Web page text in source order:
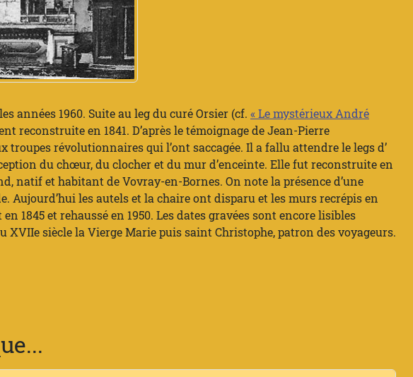
années 1960. Suite au leg du curé Orsier (cf. « Le mystérieux André
reconstruite en 1841. D’après le témoignage de Jean-Pierre
troupes révolutionnaires qui l’ont saccagée. Il a fallu attendre le legs d’
du chœur, du clocher et du mur d’enceinte. Elle fut reconstruite en
natif et habitant de Vovray-en-Bornes. On note la présence d’une
Aujourd’hui les autels et la chaire ont disparu et les murs recrépis en
1845 et rehaussé en 1950. Les dates gravées sont encore lisibles
XVIIe siècle la Vierge Marie puis saint Christophe, patron des voyageurs.